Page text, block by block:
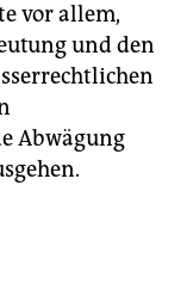
vor allem,
und den
Abwägung